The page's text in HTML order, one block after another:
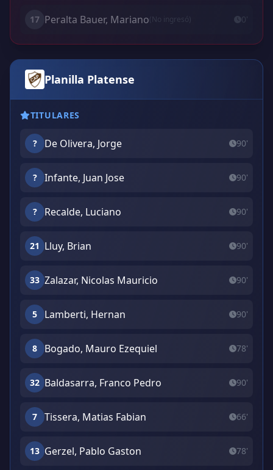
17 Peralta Bauer, Mariano(No ingresó) 0'
Planilla Platense
TITULARES
? De Olivera, Jorge 90'
? Infante, Juan Jose 90'
? Recalde, Luciano 90'
21 Lluy, Brian 90'
33 Zalazar, Nicolas Mauricio 90'
5 Lamberti, Hernan 90'
8 Bogado, Mauro Ezequiel 78'
32 Baldasarra, Franco Pedro 90'
7 Tissera, Matias Fabian 66'
13 Gerzel, Pablo Gaston 78'